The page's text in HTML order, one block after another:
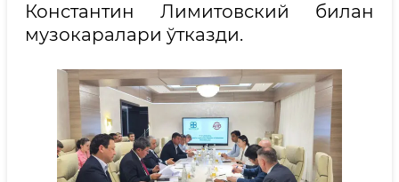
Константин Лимитовский билан
музокаралари ўтказди.